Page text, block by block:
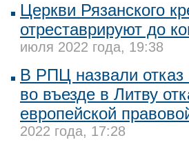
Церкви Рязанского
отреставрируют до
июля 2022 года, 19:38
В РПЦ назвали отказ
во въезде в Литву
европейской
2022 года, 17:28